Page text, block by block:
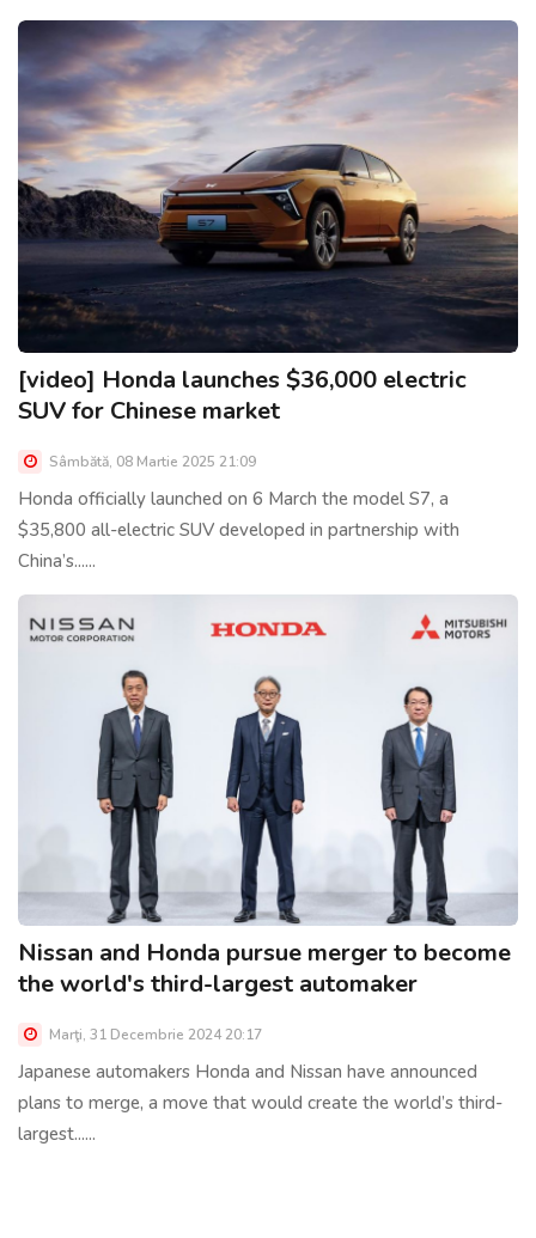
[video] Honda launches $36,000 electric
SUV for Chinese market
Sâmbătă, 08 Martie 2025 21:09
Honda officially launched on 6 March the model S7, a
$35,800 all-electric SUV developed in partnership with
China’s......
Nissan and Honda pursue merger to become
the world's third-largest automaker
Marţi, 31 Decembrie 2024 20:17
Japanese automakers Honda and Nissan have announced
plans to merge, a move that would create the world’s third-
largest......